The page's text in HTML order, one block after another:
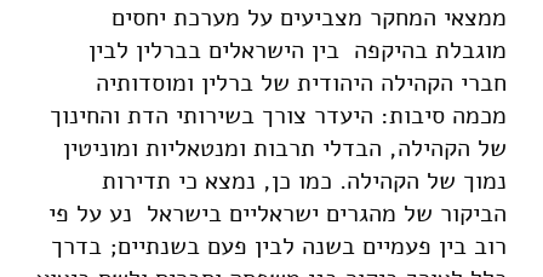
ממצאי המחקר מצביעים על מערכת יחסים
מוגבלת בהיקפה בין הישראלים בברלין לבין
חברי הקהילה היהודית של ברלין ומוסדותיה
מכמה סיבות: היעדר צורך בשירותי הדת והחינוך
של הקהילה, הבדלי תרבות ומנטאליות ומוניטין
נמוך של הקהילה. כמו כן, נמצא כי תדירות
הביקור של מהגרים ישראליים בישראל נע על פי
רוב בין פעמיים בשנה לבין פעם בשנתיים; בדרך